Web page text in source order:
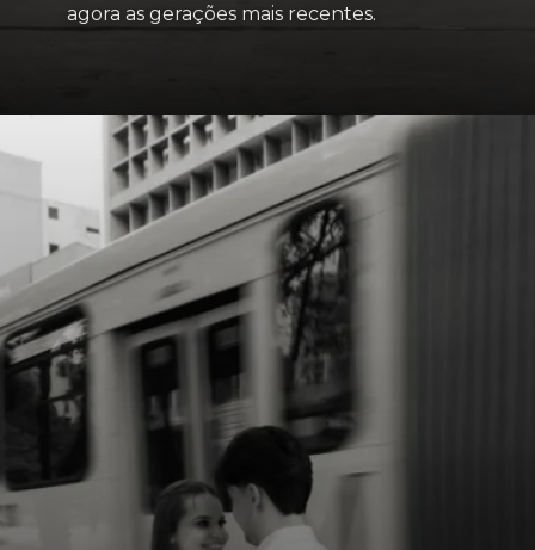
agora as gerações mais recentes.